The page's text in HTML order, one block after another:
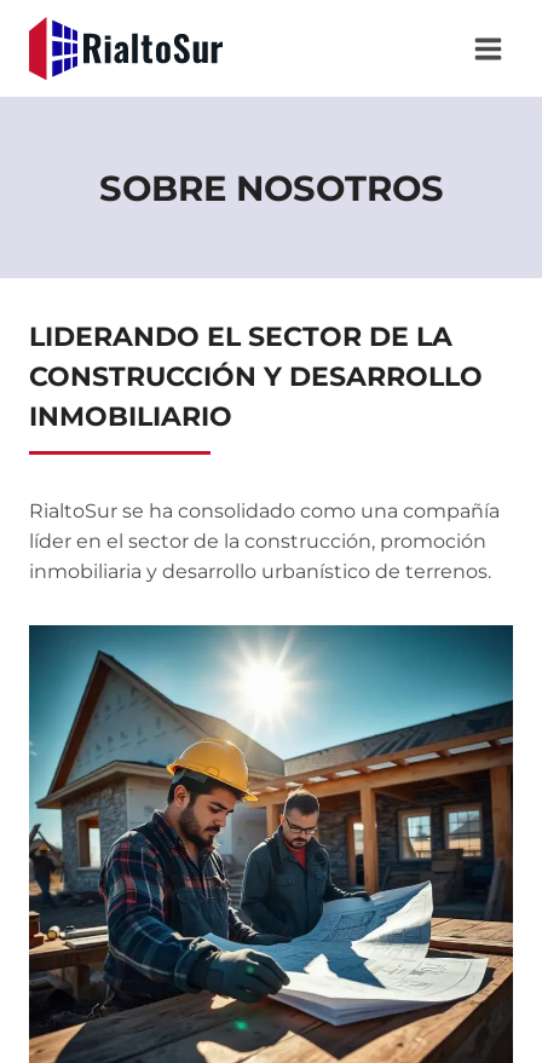
Saltar
contenido
SOBRE NOSOTROS
LIDERANDO EL SECTOR DE LA
CONSTRUCCIÓN Y DESARROLLO
INMOBILIARIO
RialtoSur se ha consolidado como una compañía
líder en el sector de la construcción, promoción
inmobiliaria y desarrollo urbanístico de terrenos.